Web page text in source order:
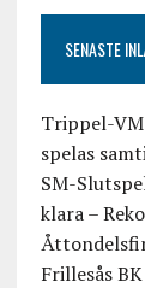
SENASTE
Trippel-
spelas
SM-
klara –
Frillesås